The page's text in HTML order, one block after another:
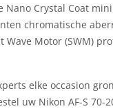
Crystal Coat
chromatische
Motor (SWM)
elke occasion
uw Nikon AF-S 70-